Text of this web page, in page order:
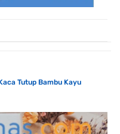
Tutup Bambu Kayu